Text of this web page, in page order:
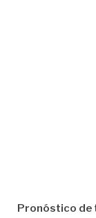
Pronóstico de